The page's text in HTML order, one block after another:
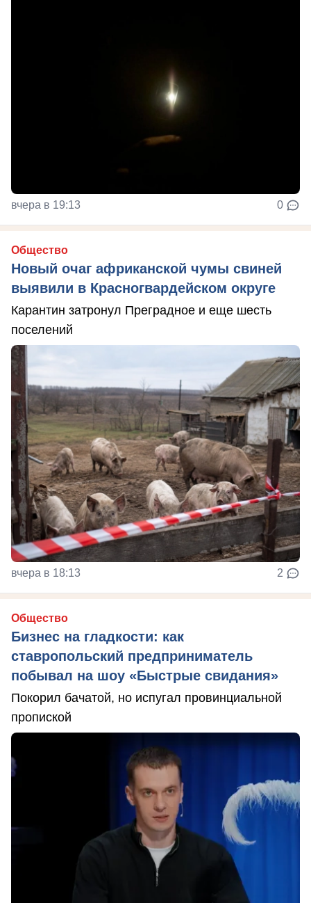
вчера в 19:13 0
Общество
Новый очаг африканской чумы свиней
выявили в Красногвардейском округе
Карантин затронул Преградное и еще шесть
поселений
вчера в 18:13 2
Общество
Бизнес на гладкости: как
ставропольский предприниматель
побывал на шоу «Быстрые свидания»
Покорил бачатой, но испугал провинциальной
пропиской